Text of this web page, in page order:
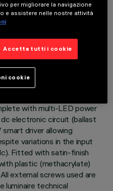
Consists of a body and
separately). Extruded
acrylic paint with a high
The top of the
with multi-LED power
electronic circuit (ballast
driver allowing
variations in the input
Fitted with satin-finish
plastic (methacrylate)
external screws used are
luminaire technical
per migliorare la navigazione
e assistere nelle nostre attività
Accetta tutti i cookie
cookie